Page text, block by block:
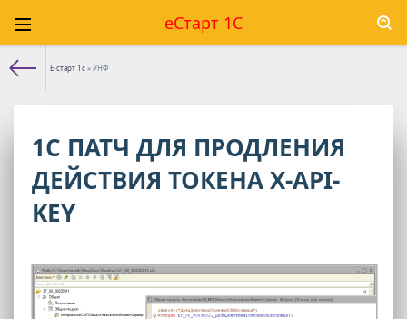
еСтарт 1С
Е-старт 1с» УНФ
1С ПАТЧ ДЛЯ ПРОДЛЕНИЯ
ДЕЙСТВИЯ ТОКЕНА X-API-
KEY